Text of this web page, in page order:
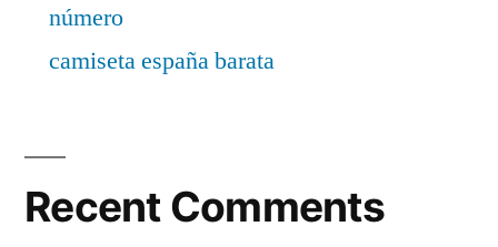
número
camiseta españa barata
Recent Comments